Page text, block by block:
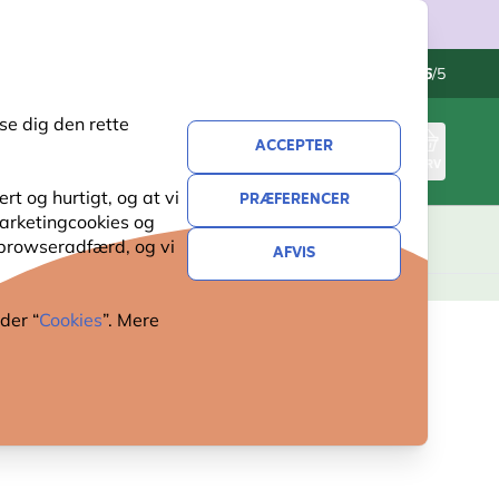
dig den rette
og hurtigt, og at vi
og
og vi
“Cookies”. Mere
ACCEPTER
PRÆFERENCER
AFVIS
4.6/5